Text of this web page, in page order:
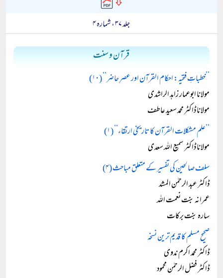
جلد ۳۷ ، شمارہ ۴
قرآن و سنت
’’خطباتِ فتحیہ: احکام القرآن اور عصرِ حاضر‘‘ (۱۰)
مولانا ابوعمار زاہد الراشدی
مولانا ڈاکٹر محمد سعید عاطف
’’علم مشکلات القرآن کا تاریخی ارتقاء‘‘ (۱)
مولانا ڈاکٹر سمیع اللہ سعدی
سلف صالحین کی تفسیر کے متعلق مباحث (۴)
ڈاکٹر عبد الرحمٰن المشد
عمرانہ بنت نعمت اللہ
سارہ بنت برکات
صحیح مسلم کا قدیم ترین نسخہ
ڈاکٹر محمد اکرم ندوی
ڈاکٹر فضل الرحمٰن محمود